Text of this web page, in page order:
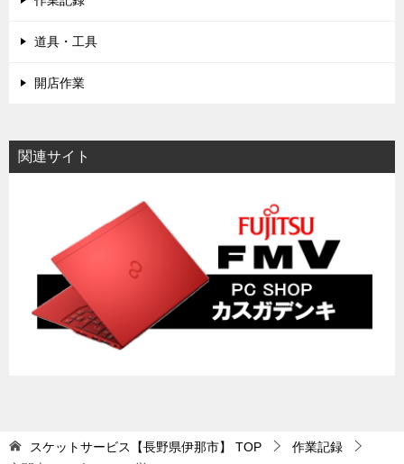
道具・工具
開店作業
関連サイト
スケットサービス【長野県伊那市】 TOP
作業記録